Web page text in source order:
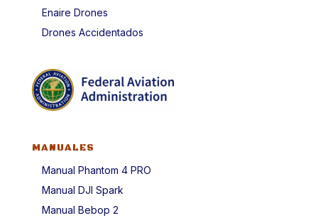
Enaire Drones
Drones Accidentados
MANUALES
Manual Phantom 4 PRO
Manual DJI Spark
Manual Bebop 2